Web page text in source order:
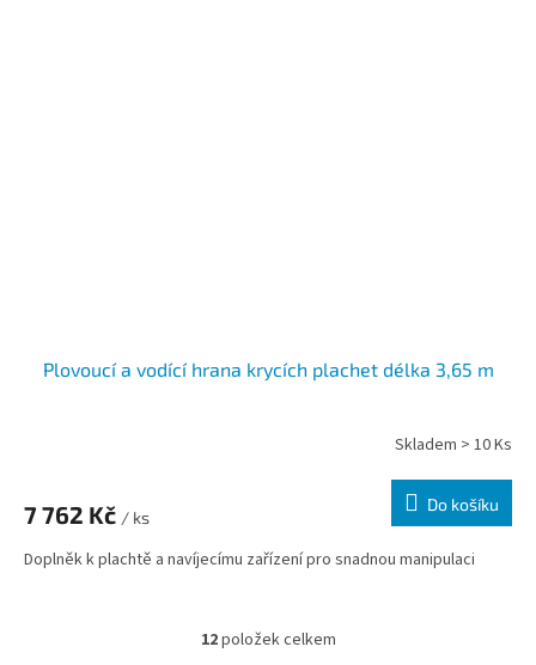
Plovoucí a vodící hrana krycích plachet délka 3,65 m
Skladem > 10 Ks
7 762 Kč / ks
Do košíku
Doplněk k plachtě a navíjecímu zařízení pro snadnou manipulaci
Ovládací prvky výpisu
12položek celkem